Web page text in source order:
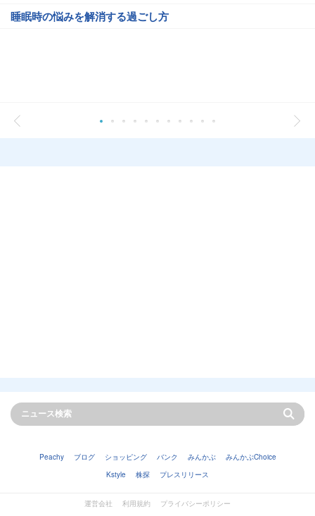
睡眠時の悩みを解消する過ごし方
Peachy ブログ ショッピング バンク みんかぶ
みんかぶChoice
Kstyle
株探 プレスリリース
運営会社 利用規約
プライバシーポリシー